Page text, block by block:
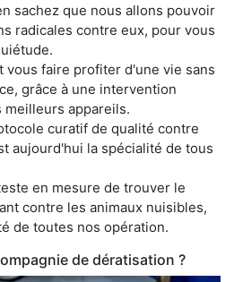
sachez que nous allons pouvoir
radicales contre eux, pour vous
vous faire profiter d'une vie sans
grâce à une intervention
appareils.
curatif de qualité contre
aujourd'hui la spécialité de tous
en mesure de trouver le
contre les animaux nuisibles,
de toutes nos opération.
de dératisation ?